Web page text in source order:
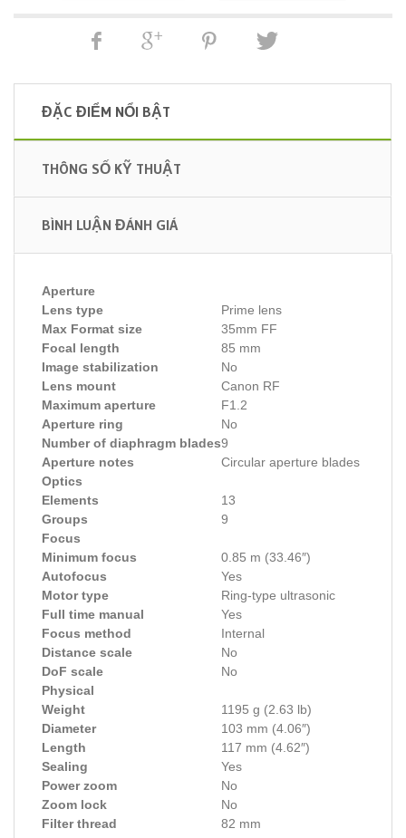
ĐẶC ĐIỂM NỔI BẬT
THÔNG SỐ KỸ THUẬT
BÌNH LUẬN ĐÁNH GIÁ
Lens type
Prime lens
Max Format size
35mm FF
Focal length
85 mm
Image stabilization
No
Lens mount
Canon RF
Aperture
Maximum aperture
F1.2
Aperture ring
No
Number of diaphragm blades9
Aperture notes
Circular aperture blades
Optics
Elements
13
Groups
9
Focus
Minimum focus
0.85 m (33.46″)
Autofocus
Yes
Motor type
Ring-type ultrasonic
Full time manual
Yes
Focus method
Internal
Distance scale
No
DoF scale
No
Physical
Weight
1195 g (2.63 lb)
Diameter
103 mm (4.06″)
Length
117 mm (4.62″)
Sealing
Yes
Power zoom
No
Zoom lock
No
Filter thread
82 mm